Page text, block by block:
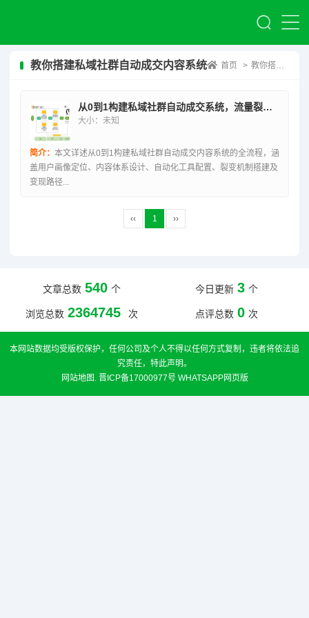
教你搭建私域社群自动成交内容系统 首页 > 教你搭建私域社群自动成交内容系统
从0到1构建私域社群自动成交系统，流量裂变与持续变现终极指南
大小：未知
简介： 本文详述从0到1构建私域社群自动成交内容系统的全流程，涵
盖用户画像定位、内容体系设计、自动化工具配置、裂变机制搭建及
变现路径...
‹‹ 1 ››
文章总数 540 个 今日更新 3 个
浏览总数 2364745 次 点评总数 0 次
本网站数据均受版权保护，任何公司及个人不得以任何方式复制，违者将依法追
究责任，特此声明。
网站地图 晋ICP备17000977号 WHATSAPP网页版